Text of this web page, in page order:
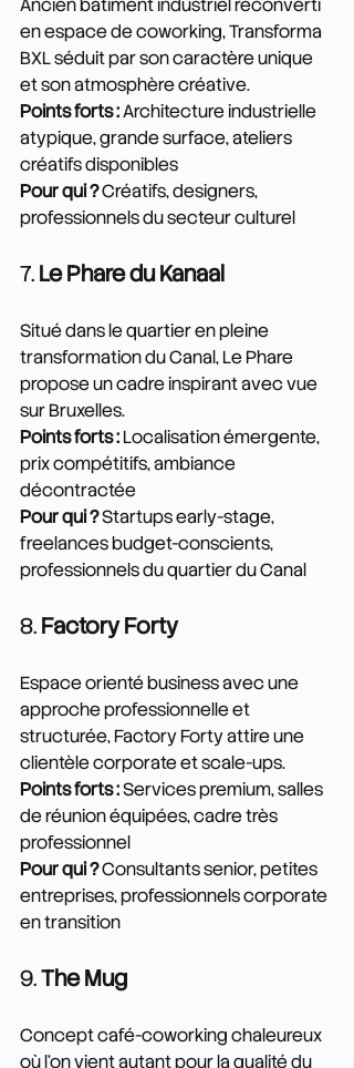
en espace de coworking, Transforma
BXL séduit par son caractère unique
et son atmosphère créative.
Points forts : Architecture industrielle
atypique, grande surface, ateliers
créatifs disponibles
Pour qui ? Créatifs, designers,
professionnels du secteur culturel
7. Le Phare du Kanaal
Situé dans le quartier en pleine
transformation du Canal, Le Phare
propose un cadre inspirant avec vue
sur Bruxelles.
Points forts : Localisation émergente,
prix compétitifs, ambiance
décontractée
Pour qui ? Startups early-stage,
freelances budget-conscients,
professionnels du quartier du Canal
8. Factory Forty
Espace orienté business avec une
approche professionnelle et
structurée, Factory Forty attire une
clientèle corporate et scale-ups.
Points forts : Services premium, salles
de réunion équipées, cadre très
professionnel
Pour qui ? Consultants senior, petites
entreprises, professionnels corporate
en transition
9. The Mug
Concept café-coworking chaleureux
où l'on vient autant pour la qualité du